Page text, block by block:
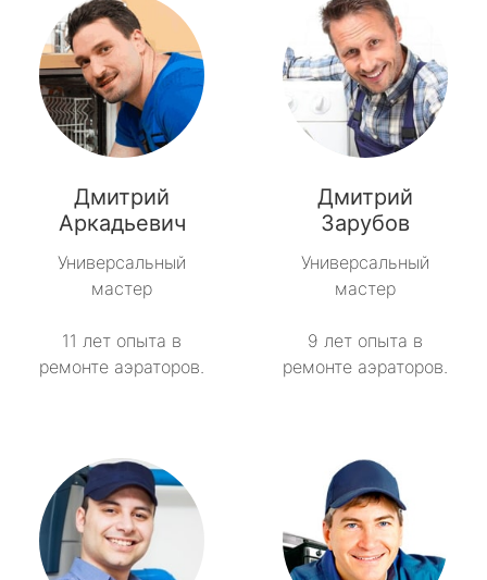
Дмитрий
Аркадьевич
Универсальный
мастер
11 лет опыта в
ремонте аэраторов.
Дмитрий
Зарубов
Универсальный
мастер
9 лет опыта в
ремонте аэраторов.